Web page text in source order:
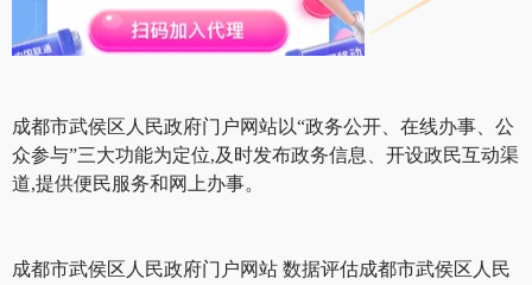
成都市武侯区人民政府门户网站以“政务公开、在线办事、公
众参与”三大功能为定位,及时发布政务信息、开设政民互动渠
道,提供便民服务和网上办事。
成都市武侯区人民政府门户网站 数据评估成都市武侯区人民